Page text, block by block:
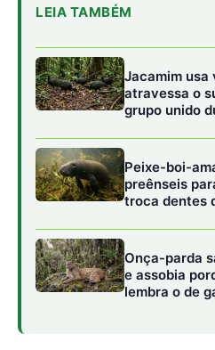
O que é o SBCE e
tanto em 2026
O SBCE segue o modelo cap-
um teto total de emissões
Empresas recebem ou
de efeito estufa. Se emitem
Se emitem mais compram de
longo dos anos forçando